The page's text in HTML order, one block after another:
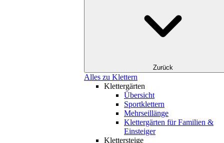
Zurück
Alles zu Klettern
Klettergärten
Übersicht
Sportklettern
Mehrseillänge
Klettergärten für Familien &
Einsteiger
Klettersteige